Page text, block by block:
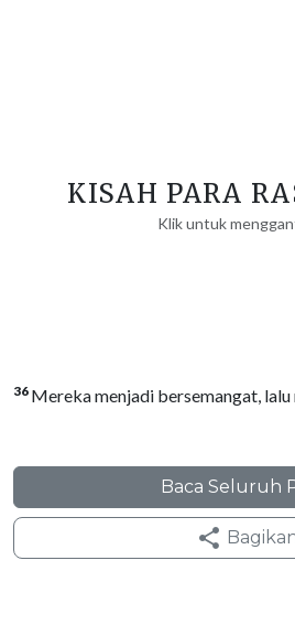
KISAH PARA
Klik untuk
36 Mereka menjadi bersemangat,
Baca Seluruh